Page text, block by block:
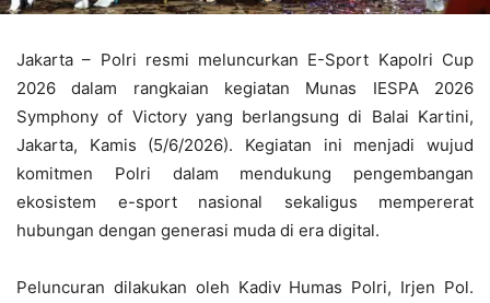
Jakarta – Polri resmi meluncurkan E-Sport Kapolri Cup
2026 dalam rangkaian kegiatan Munas IESPA 2026
Symphony of Victory yang berlangsung di Balai Kartini,
Jakarta, Kamis (5/6/2026). Kegiatan ini menjadi wujud
komitmen Polri dalam mendukung pengembangan
ekosistem e-sport nasional sekaligus mempererat
hubungan dengan generasi muda di era digital.
Peluncuran dilakukan oleh Kadiv Humas Polri, Irjen Pol.